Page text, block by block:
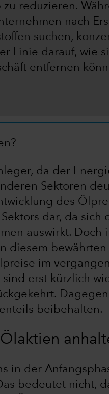
reduzieren.
nach
suchen,
Linie darauf, wie
entfernen
da der
Sektoren
des
dar, da sich
auswirkt. Doch
diesem bewährten
im
erst kürzlich
beibehalten.
in der
bedeutet nicht,